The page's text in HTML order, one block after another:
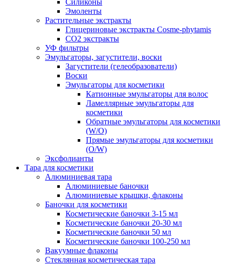
Силиконы
Эмоленты
Растительные экстракты
Глицериновые экстракты Cosme-phytamis
СО2 экстракты
УФ фильтры
Эмульгаторы, загустители, воски
Загустители (гелеобразователи)
Воски
Эмульгаторы для косметики
Катионные эмульгаторы для волос
Ламеллярные эмульгаторы для
косметики
Обратные эмульгаторы для косметики
(W/O)
Прямые эмульгаторы для косметики
(O/W)
Эксфолианты
Тара для косметики
Алюминиевая тара
Алюминиевые баночки
Алюминиевые крышки, флаконы
Баночки для косметики
Косметические баночки 3-15 мл
Косметические баночки 20-30 мл
Косметические баночки 50 мл
Косметические баночки 100-250 мл
Вакуумные флаконы
Стеклянная косметическая тара